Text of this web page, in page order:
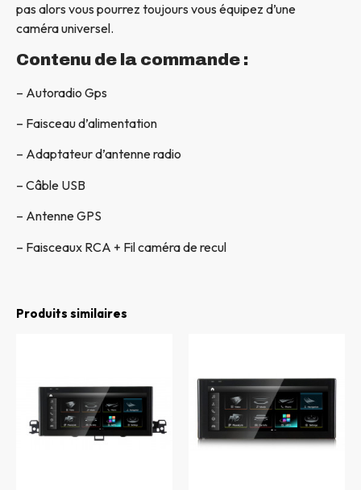
pas alors vous pourrez toujours vous équipez d’une
caméra universel.
Contenu de la commande :
– Autoradio Gps
– Faisceau d’alimentation
– Adaptateur d’antenne radio
– Câble USB
– Antenne GPS
– Faisceaux RCA + Fil caméra de recul
Produits similaires